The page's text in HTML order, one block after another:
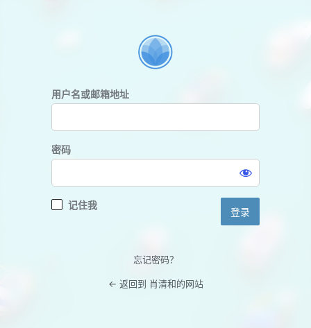
用户名或邮箱地址
密码
记住我
忘记密码？
← 返回到 肖清和的网站